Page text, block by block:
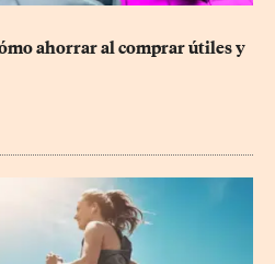
ahorrar al comprar útiles y